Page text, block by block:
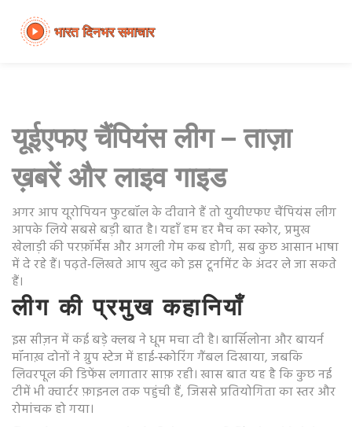
यूईएफए चैंपियंस लीग – ताज़ा
ख़बरें और लाइव गाइड
अगर आप यूरोपियन फुटबॉल के दीवाने हैं तो युयीएफए चैंपियंस लीग
आपके लिये सबसे बड़ी बात है। यहाँ हम हर मैच का स्कोर, प्रमुख
खेलाड़ी की परफ़ॉर्मेंस और अगली गेम कब होगी, सब कुछ आसान भाषा
में दे रहे हैं। पढ़ते‑लिखते आप खुद को इस टूर्नामेंट के अंदर ले जा सकते
हैं।
लीग की प्रमुख कहानियाँ
इस सीज़न में कई बड़े क्लब ने धूम मचा दी है। बार्सिलोना और बायर्न
मॉनाख़ दोनों ने ग्रुप स्टेज में हाई‑स्कोरिंग गैंबल दिखाया, जबकि
लिवरपूल की डिफेंस लगातार साफ़ रही। खास बात यह है कि कुछ नई
टीमें भी क्वार्टर फ़ाइनल तक पहुंची हैं, जिससे प्रतियोगिता का स्तर और
रोमांचक हो गया।